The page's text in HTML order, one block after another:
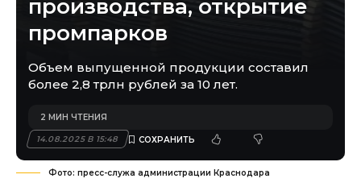
производства, открытие
промпарков
Объем выпущенной продукции составил
более 2,8 трлн рублей за 10 лет.
14.08.2025 В 15:48
2 МИН ЧТЕНИЯ
Фото: пресс-служа администрации Краснодара